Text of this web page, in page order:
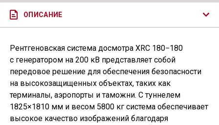
ОПИСАНИЕ
Рентгеновская система досмотра XRC 180−180
с генератором на 200 кВ представляет собой
передовое решение для обеспечения безопасности
на высокозащищенных объектах, таких как
терминалы, аэропорты и таможни. С туннелем
1825×1810 мм и весом 5800 кг система обеспечивает
высокое качество изображений благодаря